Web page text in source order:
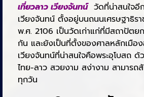
เที่ยวลาว เวียงจันทน์วัดที่น่าสนใจอี
เวียงจันทน์ ตั้งอยู่บนถนนเศรษฐาธิร
พ.ศ. 2106 เป็นวัดเก่าแก่ที่มีสถาปัตย
กัน และยังเป็นที่ตั้งของศาลหลักเมือ
เวียงจันทน์ที่น่าสนใจคือพระอุโบสถ
ไทย-ลาว สวยงาม สง่างาม สามารถ
ทุกวัน